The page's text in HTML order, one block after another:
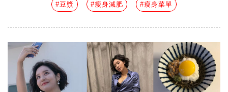
#豆漿 #瘦身減肥 #瘦身菜單